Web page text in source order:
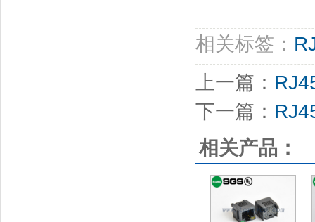
相关标签：
上一篇：
下一篇：
相关产品：